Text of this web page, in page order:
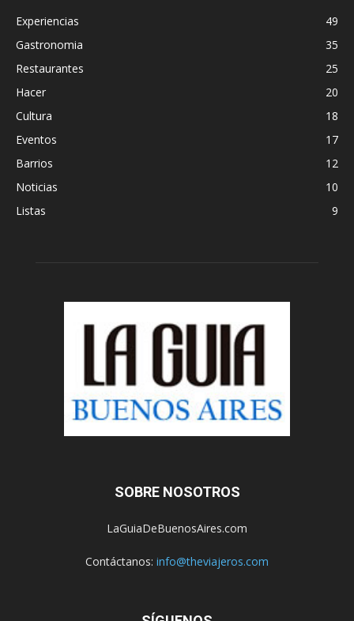
Experiencias
49
Gastronomia
35
Restaurantes
25
Hacer
20
Cultura
18
Eventos
17
Barrios
12
Noticias
10
Listas
9
SOBRE NOSOTROS
LaGuiaDeBuenosAires.com
Contáctanos: info@theviajeros.com